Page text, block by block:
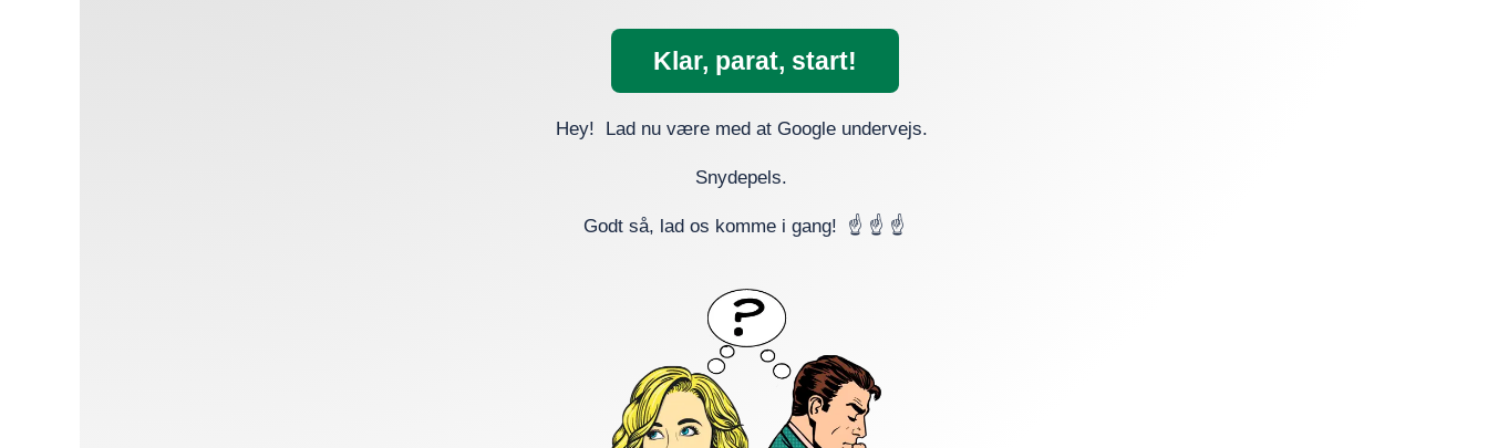
Klar, parat, start!
Hey! Lad nu være med at Google undervejs.
Snydepels.
Godt så, lad os komme i gang! ☝️ ☝️ ☝️